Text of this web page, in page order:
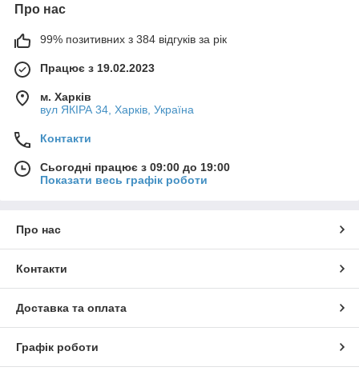
Про нас
99% позитивних з 384 відгуків за рік
Працює з 19.02.2023
м. Харків
вул ЯКІРА 34, Харків, Україна
Контакти
Сьогодні працює з 09:00 до 19:00
Показати весь графік роботи
Про нас
Контакти
Доставка та оплата
Графік роботи